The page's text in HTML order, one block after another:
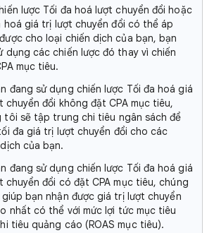
lược Tối đa hoá lượt chuyển đổi hoặc
hoá giá trị lượt chuyển đổi có thể áp
cho loại chiến dịch của bạn, bạn
dụng các chiến lược đó thay vì chiến
mục tiêu.
đang sử dụng chiến lược Tối đa hoá giá
chuyển đổi không đặt CPA mục tiêu,
tôi sẽ tập trung chi tiêu ngân sách để
đa giá trị lượt chuyển đổi cho các
của bạn.
đang sử dụng chiến lược Tối đa hoá giá
chuyển đổi có đặt CPA mục tiêu, chúng
bạn nhận được giá trị lượt chuyển
nhất có thể với mức lợi tức mục tiêu
tiêu quảng cáo (ROAS mục tiêu).